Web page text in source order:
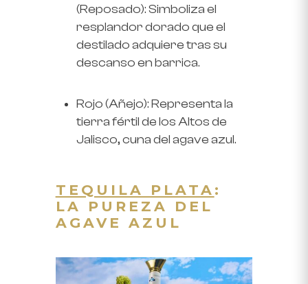
(Reposado):Simboliza el
resplandor dorado que el
destilado adquiere tras su
descanso en barrica.
Rojo (Añejo):Representa la
tierra fértil de los Altos de
Jalisco, cuna del agave azul.
TEQUILA PLATA :
LA PUREZA DEL
AGAVE AZUL